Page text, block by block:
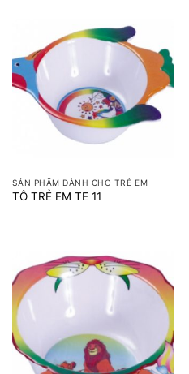
SẢN PHẨM DÀNH CHO TRẺ EM
TÔ TRẺ EM TE 11